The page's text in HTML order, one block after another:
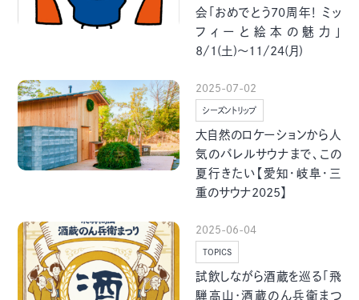
自転車・まち
会「おめでとう70周年！ ミッ
フィーと絵本の魅力」
8/1(土)～11/24(月)
2025-07-02
シーズントリップ
大自然のロケーションから人
気のバレルサウナまで、この
夏行きたい【愛知・岐阜・三
重のサウナ2025】
2025-06-04
TOPICS
試飲しながら酒蔵を巡る「飛
騨高山･酒蔵のん兵衛まつ